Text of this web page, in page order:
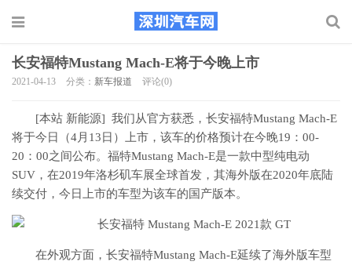
长安福特Mustang Mach-E将于今晚上市
2021-04-13 分类： 新车报道 评论(0)
[本站 新能源] 我们从官方获悉，长安福特Mustang Mach-E
将于今日（4月13日）上市，该车的价格预计在今晚19：00-
20：00之间公布。福特Mustang Mach-E是一款中型纯电动
SUV，在2019年洛杉矶车展全球首发，其海外版在2020年底陆
续交付，今日上市的车型为该车的国产版本。
在外观方面，长安福特Mustang Mach-E延续了海外版车型